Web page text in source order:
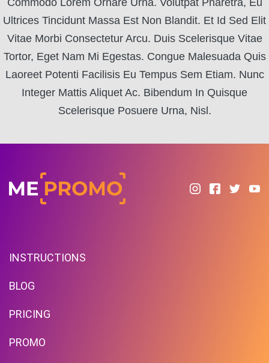
Commodo Lorem Ornare Urna. Volutpat Pharetra, Eu
Ultrices Tincidunt Massa Est Non Blandit. Et Id Sed Elit
Vitae Morbi Consectetur Arcu. Duis Scelerisque Vitae
Tortor, Eget Nam Mi Egestas. Congue Malesuada Quis
Laoreet Potenti Facilisis Eu Tempus Sem Etiam. Nunc
Integer Mattis Aliquet Ac. Bibendum In Quisque
Scelerisque Posuere Urna, Nisl.
INSTRUCTIONS
BLOG
PRICING
PROMO